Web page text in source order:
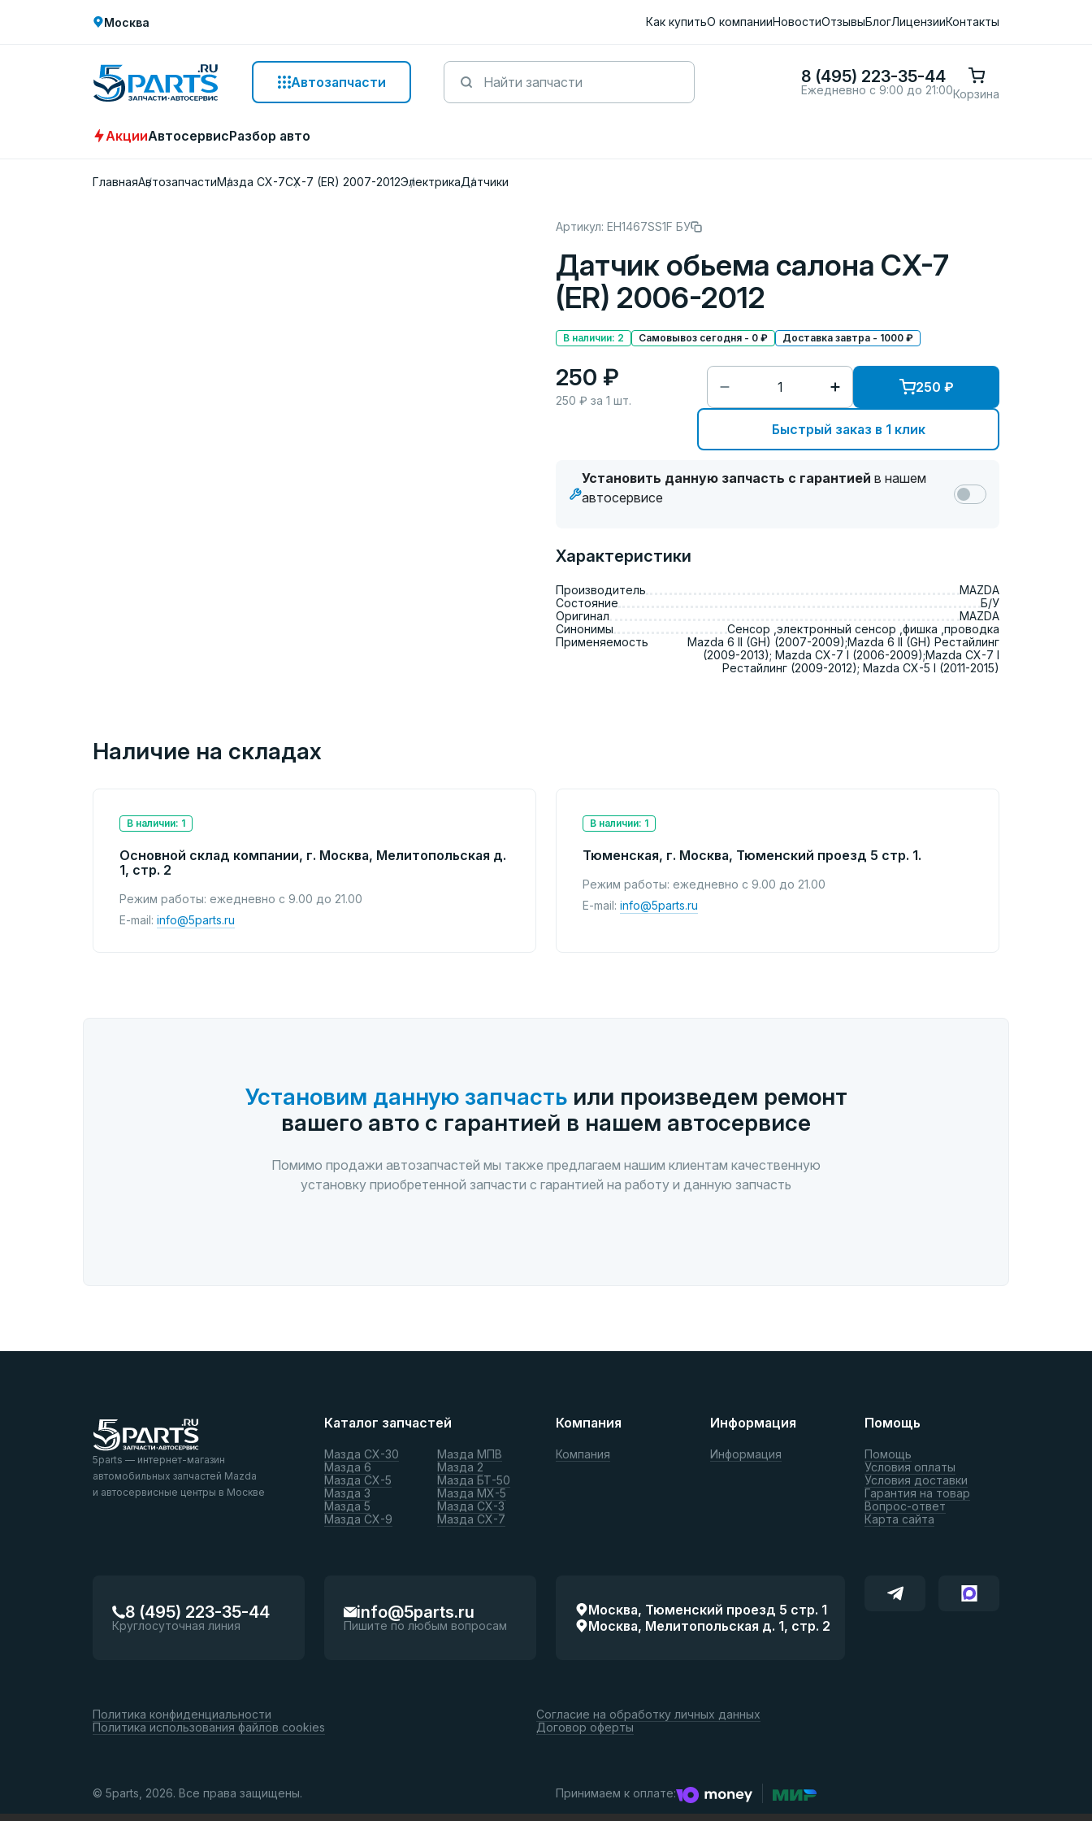
Москва Как купитьО компанииНовостиОтзывыБлогЛицензииКонтакты
Автозапчасти 8 (495) 223-35-44
Ежедневно с 9:00 до 21:00Корзина
АкцииАвтосервисРазбор авто
ГлавнаяАвтозапчастиМазда СХ-7CX-7 (ER) 2007-2012ЭлектрикаДатчики
Артикул: EH1467SS1F БУ
Датчик обьема салона CX-7
(ER) 2006-2012
В наличии: 2 Самовывоз сегодня - 0 ₽ Доставка завтра - 1000 ₽
250 ₽
250 ₽ за 1 шт.
Быстрый заказ в 1 клик
250 ₽
Установить данную запчасть с гарантией в нашем
автосервисе
Характеристики
Производитель
MAZDA
Состояние
Б/У
Оригинал
MAZDA
Синонимы
Сенсор ,электронный сенсор ,фишка ,проводка
Применяемость
Mazda 6 II (GH) (2007-2009);Mazda 6 II (GH) Рестайлинг
(2009-2013); Mazda CX-7 I (2006-2009);Mazda CX-7 I
Рестайлинг (2009-2012); Mazda CX-5 I (2011-2015)
Наличие на складах
В наличии: 1
Основной склад компании, г. Москва, Мелитопольская д.
1, стр. 2
Режим работы: ежедневно с 9.00 до 21.00
E-mail: info@5parts.ru
В наличии: 1
Тюменская, г. Москва, Тюменский проезд 5 стр. 1.
Режим работы: ежедневно с 9.00 до 21.00
E-mail: info@5parts.ru
Установим данную запчастьили произведем ремонт
вашего авто с гарантией в нашем автосервисе
Помимо продажи автозапчастей мы также предлагаем нашим клиентам качественную
установку приобретенной запчасти с гарантией на работу и данную запчасть
5parts — интернет-магазин
автомобильных запчастей Mazda
и автосервисные центры в Москве
Каталог запчастей
Мазда СХ-30
Мазда 6
Мазда СХ-5
Мазда 3
Мазда 5
Мазда СХ-9
Мазда МПВ
Мазда 2
Мазда БТ-50
Мазда МХ-5
Мазда СХ-3
Мазда СХ-7
Компания
Компания
Информация
Информация
Помощь
Помощь
Условия оплаты
Условия доставки
Гарантия на товар
Вопрос-ответ
Карта сайта
8 (495) 223-35-44
Круглосуточная линия
info@5parts.ru
Пишите по любым вопросам
Москва, Тюменский проезд 5 стр. 1
Москва, Мелитопольская д. 1, стр. 2
Политика конфиденциальности
Согласие на обработку личных данных
Политика использования файлов cookies
Договор оферты
Принимаем к оплате:
© 5parts, 2026. Все права защищены.